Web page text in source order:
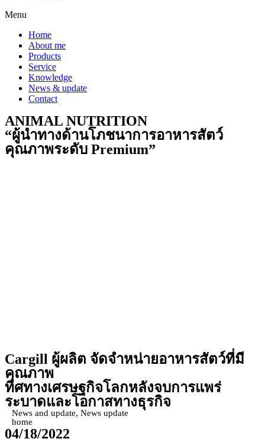
Menu
Home
About me
Products
Service
Knowledge
News & update
Contact
ANIMAL NUTRITION
“ผู้นำทางด้านโภชนาการอาหารสัตว์
คุณภาพระดับ Premium”
Cargill ผู้ผลิต จัดจำหน่ายอาหารสัตว์ที่มี
คุณภาพ
ทิศทางเศรษฐกิจโลกหลังจบการแพร่
ระบาดและโอกาสทางธุรกิจ
News and update,News update
home
04/18/2022